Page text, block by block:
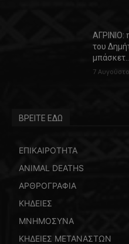
ΑΓΡΙΝΙΟ:
του
μπάσκετ…
7
ΒΡΕΙΤΕ ΕΔΩ
ΕΠΙΚΑΙΡΟΤΗΤΑ
ANIMAL DEATHS
ΑΡΘΡΟΓΡΑΦΙΑ
ΚΗΔΕΙΕΣ
ΜΝΗΜΟΣΥΝΑ
ΚΗΔΕΙΕΣ ΜΕΤΑΝΑΣΤΩΝ